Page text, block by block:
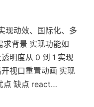
现动效、国际化、多
求背景 实现功能如
明度从 0 到 1 实现
视口重置动画 实现
点 缺点 react…